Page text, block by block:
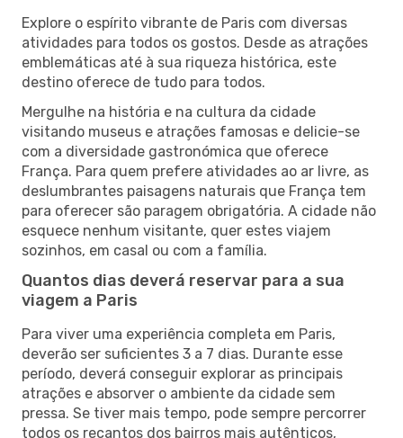
Explore o espírito vibrante de Paris com diversas
atividades para todos os gostos. Desde as atrações
emblemáticas até à sua riqueza histórica, este
destino oferece de tudo para todos.
Mergulhe na história e na cultura da cidade
visitando museus e atrações famosas e delicie-se
com a diversidade gastronómica que oferece
França. Para quem prefere atividades ao ar livre, as
deslumbrantes paisagens naturais que França tem
para oferecer são paragem obrigatória. A cidade não
esquece nenhum visitante, quer estes viajem
sozinhos, em casal ou com a família.
Quantos dias deverá reservar para a sua
viagem a Paris
Para viver uma experiência completa em Paris,
deverão ser suficientes 3 a 7 dias. Durante esse
período, deverá conseguir explorar as principais
atrações e absorver o ambiente da cidade sem
pressa. Se tiver mais tempo, pode sempre percorrer
todos os recantos dos bairros mais autênticos,